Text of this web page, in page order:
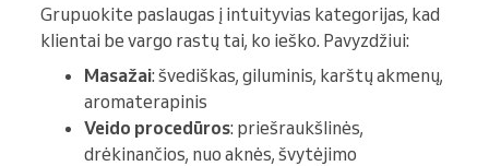
Grupuokite paslaugas į intuityvias kategorijas, kad
klientai be vargo rastų tai, ko ieško. Pavyzdžiui:
Masažai: švediškas, giluminis, karštų akmenų,
aromaterapinis
Veido procedūros: priešraukšlinės,
drėkinančios, nuo aknės, švytėjimo